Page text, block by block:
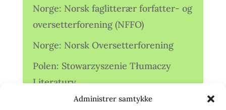
Administrer samtykke
Norge: Norsk faglitterær forfatter- og
oversetterforening (NFFO)
Norge: Norsk Oversetterforening
Polen: Stowarzyszenie Tłumaczy
Literatury
Storbritannien: Translators